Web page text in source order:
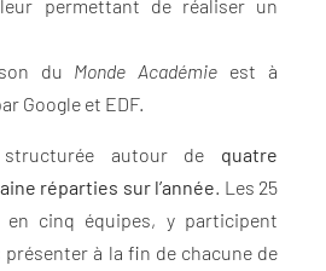
permettant de réaliser un
du Monde Académie est à
Google et EDF.
structurée autour de quatre
réparties sur l’année . Les 25
en cinq équipes, y participent
à la fin de chacune de